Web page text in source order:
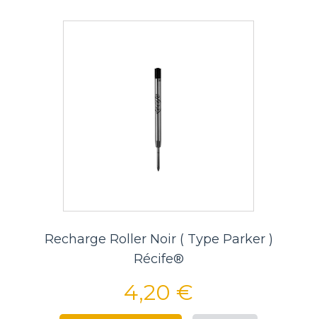
Recharge Roller Noir ( Type Parker )
Récife®
4,20 €